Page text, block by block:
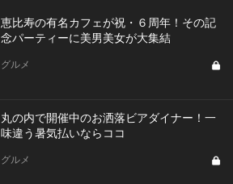
恵比寿の有名カフェが祝・６周年！その記
念パーティーに美男美女が大集結
グルメ
丸の内で開催中のお洒落ビアダイナー！一
味違う暑気払いならココ
グルメ